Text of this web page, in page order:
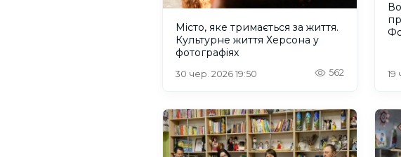
Місто, яке тримається за життя.
Культурне життя Херсона у
фотографіях
30 чер. 2026 19:50 562 19